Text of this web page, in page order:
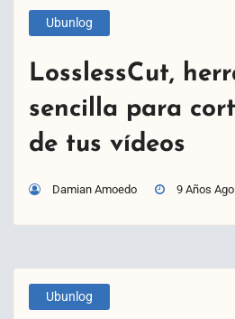
Ubunlog
LosslessCut,
sencilla para
de tus vídeos
Damian Amoedo 9 Años Ago
Ubunlog